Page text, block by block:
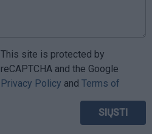
This site is protected by
reCAPTCHA and the Google
Privacy Policy and Terms of